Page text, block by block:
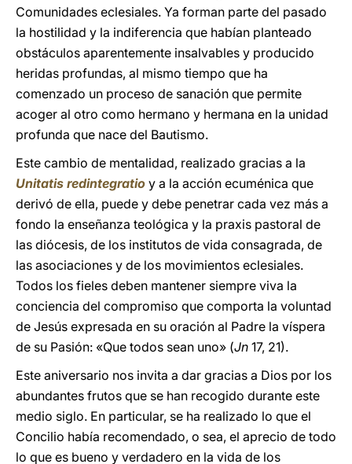
Comunidades eclesiales. Ya forman parte del pasado
la hostilidad y la indiferencia que habían planteado
obstáculos aparentemente insalvables y producido
heridas profundas, al mismo tiempo que ha
comenzado un proceso de sanación que permite
acoger al otro como hermano y hermana en la unidad
profunda que nace del Bautismo.
Este cambio de mentalidad, realizado gracias a la
Unitatis redintegratio y a la acción ecuménica que
derivó de ella, puede y debe penetrar cada vez más a
fondo la enseñanza teológica y la praxis pastoral de
las diócesis, de los institutos de vida consagrada, de
las asociaciones y de los movimientos eclesiales.
Todos los fieles deben mantener siempre viva la
conciencia del compromiso que comporta la voluntad
de Jesús expresada en su oración al Padre la víspera
de su Pasión: «Que todos sean uno» (Jn 17, 21).
Este aniversario nos invita a dar gracias a Dios por los
abundantes frutos que se han recogido durante este
medio siglo. En particular, se ha realizado lo que el
Concilio había recomendado, o sea, el aprecio de todo
lo que es bueno y verdadero en la vida de los